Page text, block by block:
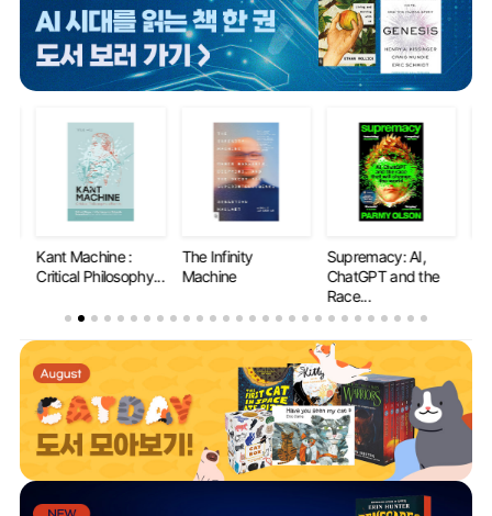
Kant Machine :
Critical Philosophy...
The Infinity
Machine
Supremacy: AI,
ChatGPT and the
Race...